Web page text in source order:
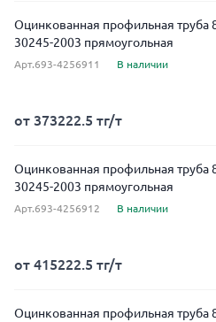
Оцинкованная профильная
30245-2003 прямоугольная
Арт.693-4256911 В наличии
от 373222.5 тг/т
Оцинкованная профильная
30245-2003 прямоугольная
Арт.693-4256912 В наличии
от 415222.5 тг/т
Оцинкованная профильная